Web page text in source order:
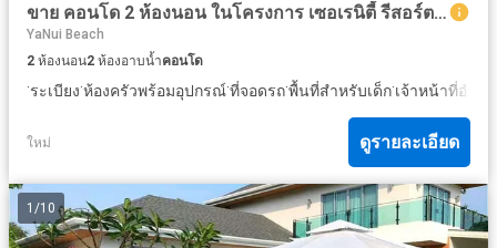
ขาย คอนโด 2 ห้องนอน ในโครงการ เซอเรนิตี้ รีสอร์ต แอนด์ เรสซิเดนซ์
YaNui Beach
2 ห้องนอน2 ห้องอาบน้ำคอนโด
·ระเบียง·ห้องครัวพร้อมอุปกรณ์·ที่จอดรถ·พื้นที่สำหรับเด็ก·เจ้าหน้าที่อำน
ใหม่ ดูรายละเอียด
1 /10